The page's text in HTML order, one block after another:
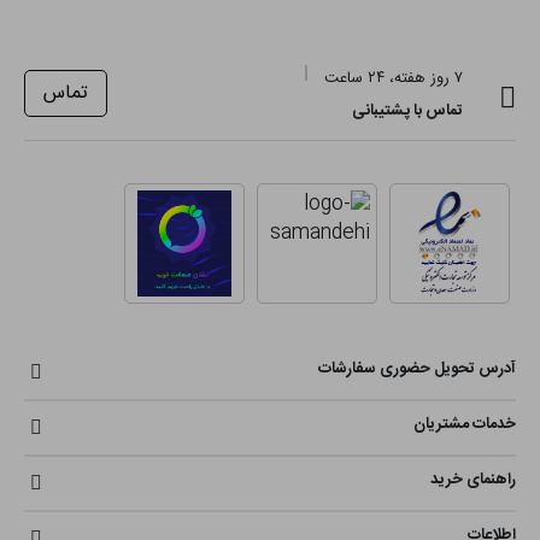
۷ روز هفته، ۲۴ ساعت
تماس با پشتیبانی
تماس
آدرس تحویل حضوری سفارشات
خدمات مشتریان
راهنمای خرید
اطلاعات